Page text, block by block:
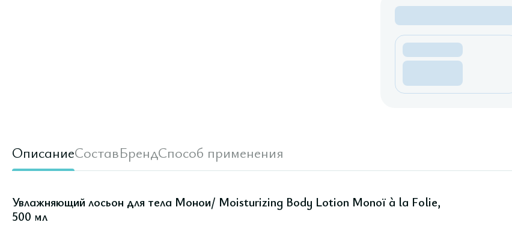
ОписаниеСоставБрендСпособ применения
Увлажняющий лосьон для тела Монои/ Moisturizing Body Lotion Monoï à la Folie,
500 мл